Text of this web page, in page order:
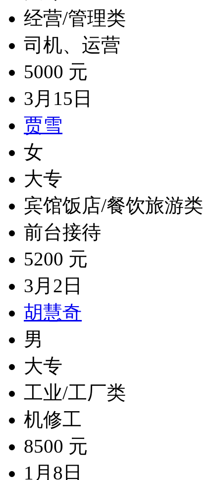
经营/管理类
司机、运营
5000 元
3月15日
贾雪
女
大专
宾馆饭店/餐饮旅游类
前台接待
5200 元
3月2日
胡慧奇
男
大专
工业/工厂类
机修工
8500 元
1月8日